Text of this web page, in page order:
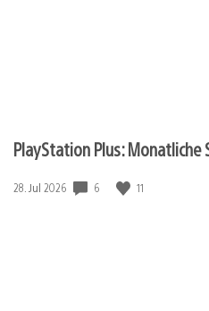
PlayStation Plus:
Veröffentlichungsdatum:
28. Jul 2026 6 11